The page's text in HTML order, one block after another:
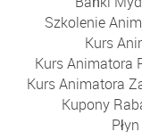
Szkolenie
Kurs
Kurs Animatora
Kurs Animatora
Kupony